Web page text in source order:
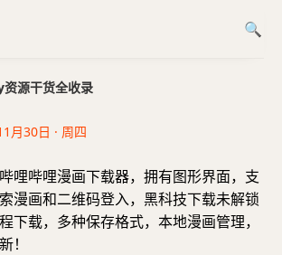
源干货全收录
月30日 · 周四
哩哔哩漫画下载器，拥有图形界面，支
漫画和二维码登入，黑科技下载未解锁
下载，多种保存格式，本地漫画管理，
！